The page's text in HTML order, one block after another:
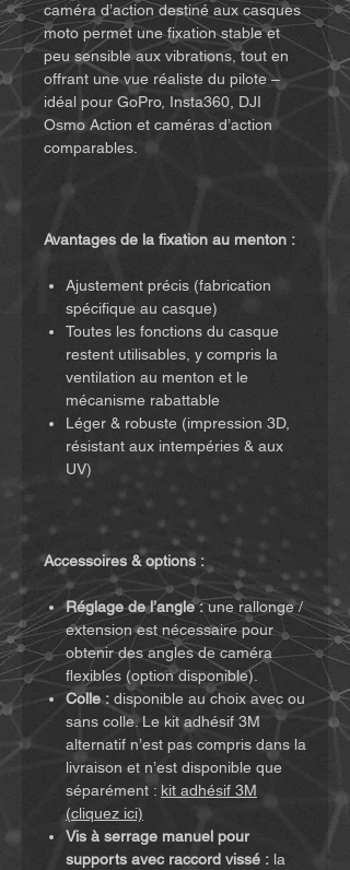
caméra d’action destiné aux casques
moto permet une fixation stable et
peu sensible aux vibrations, tout en
offrant une vue réaliste du pilote –
idéal pour GoPro, Insta360, DJI
Osmo Action et caméras d’action
comparables.
Avantages de la fixation au menton :
Ajustement précis (fabrication
spécifique au casque)
Toutes les fonctions du casque
restent utilisables, y compris la
ventilation au menton et le
mécanisme rabattable
Léger & robuste (impression 3D,
résistant aux intempéries & aux
UV)
Accessoires & options :
Réglage de l’angle :une rallonge /
extension est nécessaire pour
obtenir des angles de caméra
flexibles (option disponible).
Colle : disponible au choix avec ou
sans colle. Le kit adhésif 3M
alternatif n’est pas compris dans la
livraison et n’est disponible que
séparément : kit adhésif 3M
(cliquez ici)
Vis à serrage manuel pour
supports avec raccord vissé : la